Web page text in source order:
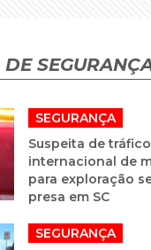
SEGURANÇA
Suspeita de tráfico
internacional de
para exploração
presa em SC
SEGURANÇA